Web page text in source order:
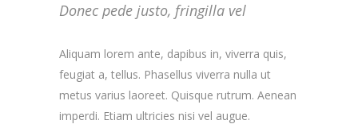
Donec pede justo, fringilla vel
Aliquam lorem ante, dapibus in, viverra quis,
feugiat a, tellus. Phasellus viverra nulla ut
metus varius laoreet. Quisque rutrum. Aenean
imperdi. Etiam ultricies nisi vel augue.